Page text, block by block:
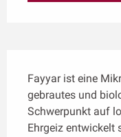
Fayyar ist eine
gebrautes und
Schwerpunkt auf
Ehrgeiz entwickelt